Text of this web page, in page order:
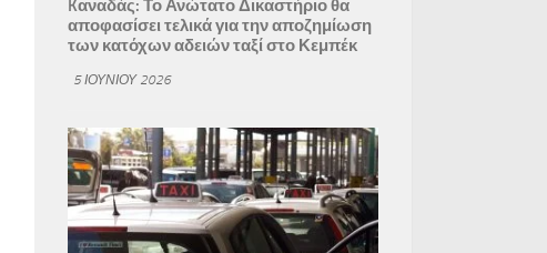
Kαναδάς: Το Ανώτατο Δικαστήριο θα
αποφασίσει τελικά για την αποζημίωση
των κατόχων αδειών ταξί στο Κεμπέκ
5 ΙΟΥΝΊΟΥ 2026